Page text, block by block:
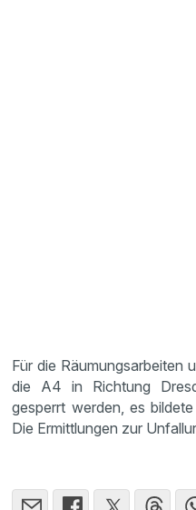
Für die Räumungsarbeiten
die A4 in Richtung
gesperrt werden, es
Die Ermittlungen zur